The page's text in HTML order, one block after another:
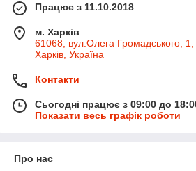
Працює з 11.10.2018
м. Харків
61068, вул.Олега Громадського, 1,
Харків, Україна
Контакти
Сьогодні працює з 09:00 до
Показати весь графік роботи
Про нас